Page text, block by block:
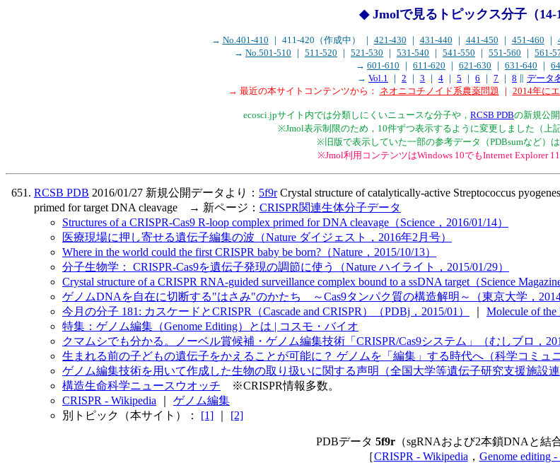
◆ Jmolで見るトピックス分子（
→ No.401-410 ｜ 411-420（作成中） ｜ 421-430 ｜ 431-440 ｜ 441-450 ｜ 451-460 ｜
→ No.501-510 ｜ 511-520 ｜ 521-530 ｜ 531-540 ｜ 541-550 ｜ 551-560 ｜ 561-
→ 601-610 ｜ 611-620 ｜ 621-630 ｜ 631-640 ｜
→ Vol.1 ｜ 2 ｜ 3 ｜ 4 ｜ 5 ｜ 6 ｜ 7 ｜ 8 データ
→ 最近の本サイトコンテンツから： ネオニコチノイド系農薬問題 ｜ 2014年に
ecosci.jpサイト内では分類しにくいニュースな分子や， RCSB PDBの新規公
※Jmol表示制限のため，10件ずつ表示するように変更しました（上
※旧版で表示していた一部の参考データ（PDBsumなど）は
※Jmol利用コンテンツはWindows 10でもInternet Explorer 11
RCSB PDB 2016/01/27 新規公開データより： 5f9rCrystal structure of catalytically-active Streptococcus
primed for target DNA cleavage → 新ページ： CRISPR関連生体分子データ
Structures of a CRISPR-Cas9 R-loop complex primed for DNA cleavage（Science，2016/01/14）
医療現場に押し寄せる遺伝子編集の波（Nature ダイジェスト，2016年2月号）
Where in the world could the first CRISPR baby be born?（Nature，2015/10/13）
分子生物学： CRISPR-Cas9を遺伝子発現の調節に使う（Nature ハイライト，2015/01/29）
Crystal structure of a CRISPR RNA-guided surveillance complex bound to a ssDNA target（Science
ゲノムDNAを自在に切断する"はさみ"のかたち ～Cas9タンパク質の構造解明～（東京大学，2014/
今月の分子 181: カスケードとCRISPR（Cascade and CRISPR）（PDBj，2015/01）
Molecule of the
特集：ゲノム編集（Genome Editing）とは | コスモ・バイオ
クマムシでも分かる。ノーベル賞候補・ゲノム編集技術「CRISPR/Cas9システム」（むしブロ，
生まれる前の子どもの遺伝子をかえることが可能に？ ゲノムを「編集」する時代へ（科学コミュニ
ゲノム編集技術を用いて作成した生物の取り扱いに関する声明（全国大学等遺伝子研究支援施設連
構造生命科学ニュースウオッチ ※CRISPR情報多数。
CRISPR - Wikipedia
ゲノム編集
別トピック（本サイト）： [1] [2]
PDBデータ 5f9r （sgRNAおよび2本鎖DNAと結
［CRISPR - Wikipedia ， Genome editing